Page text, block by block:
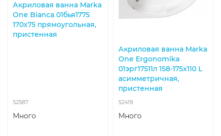
Акриловая ванна Marka
One Bianca 01бья1775
170x75 прямоугольная,
пристенная
52587
Много
Акриловая ванна Marka
One Ergonomika
01эрг17511л 158-175x110 L
асимметричная,
пристенная
52419
Много